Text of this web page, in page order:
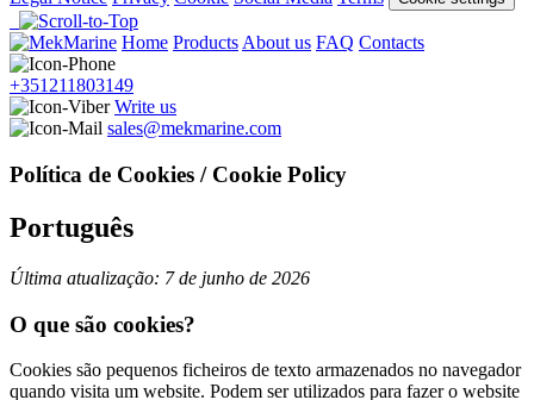
Home ProductsAbout us FAQ Contacts
+351211803149
Write us
sales@mekmarine.com
Política de Cookies / Cookie Policy
Português
Última atualização: 7 de junho de 2026
O que são cookies?
Cookies são pequenos ficheiros de texto armazenados no navegador
quando visita um website. Podem ser utilizados para fazer o website